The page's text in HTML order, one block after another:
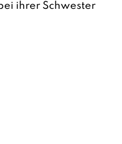
ihrer Schwester